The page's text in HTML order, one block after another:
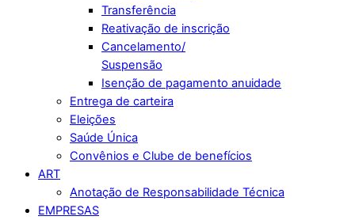
Transferência
Reativação de inscrição
Cancelamento/
Suspensão
Isenção de pagamento anuidade
Entrega de carteira
Eleições
Saúde Única
Convênios e Clube de benefícios
ART
Anotação de Responsabilidade Técnica
EMPRESAS